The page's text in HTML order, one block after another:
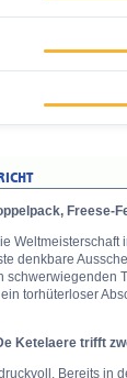
Freese-
Weltmeisterschaft
denkbare
schwerwiegenden
torhüterloser
Ketelaere trifft
Bereits in